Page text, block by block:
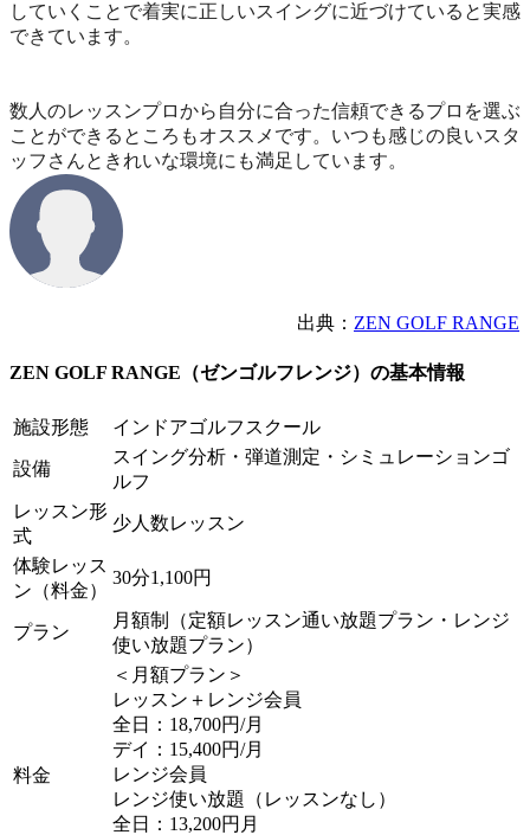
していくことで着実に正しいスイングに近づけていると実感
できています。
数人のレッスンプロから自分に合った信頼できるプロを選ぶ
ことができるところもオススメです。いつも感じの良いスタ
ッフさんときれいな環境にも満足しています。
出典： ZEN GOLF RANGE
ZEN GOLF RANGE（ゼンゴルフレンジ）の基本情報
施設形態 インドアゴルフスクール
設備
スイング分析・弾道測定・シミュレーションゴ
ルフ
レッスン形
式
少人数レッスン
体験レッス
ン（料金）
30分1,100円
プラン
月額制（定額レッスン通い放題プラン・レンジ
使い放題プラン）
料金
＜月額プラン＞
レッスン＋レンジ会員
全日：18,700円/月
デイ：15,400円/月
レンジ会員
レンジ使い放題（レッスンなし）
全日：13,200円月